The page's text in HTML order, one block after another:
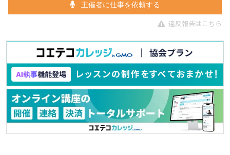
主催者に仕事を依頼する
違反報告はこちら